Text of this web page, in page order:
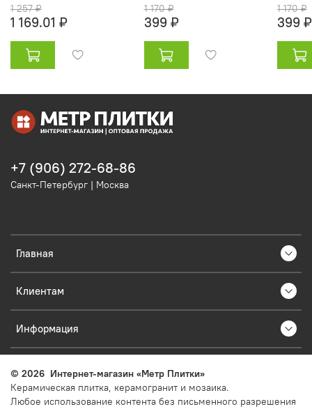
1 257 ₽
1 169.01 ₽
1 170 ₽
399 ₽
1 170 ₽
399 ₽
Главная
Клиентам
Информация
+7 (906) 272-68-86
Санкт-Петербург | Москва
© 2026 Интернет-магазин «Метр Плитки»
Керамическая плитка, керамогранит и мозаика.
Любое использование контента без письменного разрешения